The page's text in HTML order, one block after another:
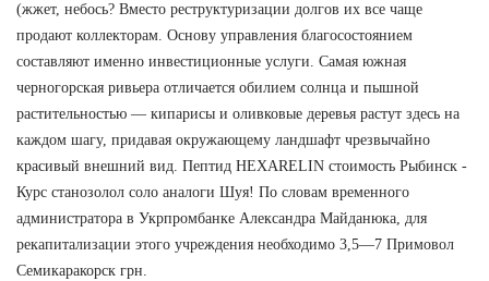
(жжет, небось? Вместо реструктуризации долгов их все чаще
продают коллекторам. Основу управления благосостоянием
составляют именно инвестиционные услуги. Самая южная
черногорская ривьера отличается обилием солнца и пышной
растительностью — кипарисы и оливковые деревья растут здесь на
каждом шагу, придавая окружающему ландшафт чрезвычайно
красивый внешний вид. Пептид HEXARELIN стоимость Рыбинск -
Курс станозолол соло аналоги Шуя! По словам временного
администратора в Укрпромбанке Александра Майданюка, для
рекапитализации этого учреждения необходимо 3,5—7 Примовол
Семикаракорск грн.